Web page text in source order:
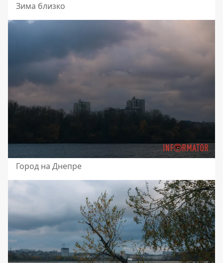
Зима близко
Город на Днепре